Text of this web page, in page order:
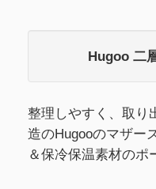
Hugoo 二
整理しやすく、取り
造のHugooのマザー
＆保冷保温素材のポ